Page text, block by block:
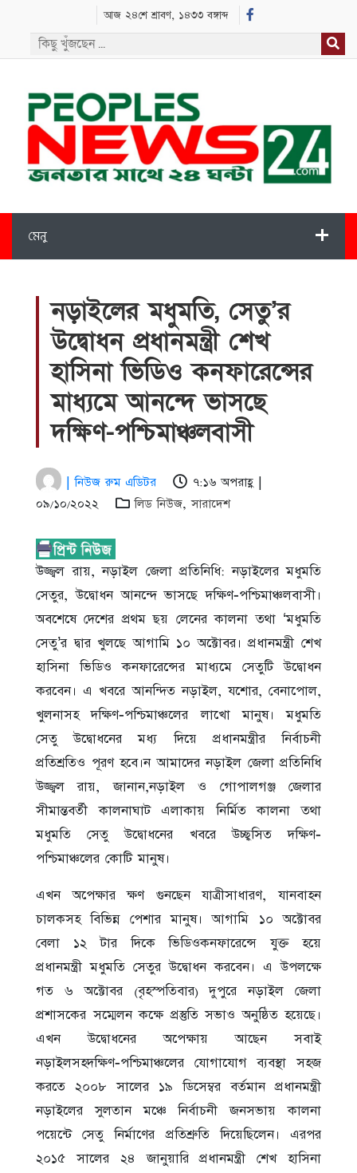
আজ ২৪শে শ্রাবণ, ১৪৩৩ বঙ্গাব্দ
মেনু
নড়াইলের মধুমতি, সেতু’র
উদ্বোধন প্রধানমন্ত্রী শেখ
হাসিনা ভিডিও কনফারেন্সের
মাধ্যমে আনন্দে ভাসছে
দক্ষিণ-পশ্চিমাঞ্চলবাসী
| নিউজ রুম এডিটর
৭:১৬ অপরাহ্ণ |
০৯/১০/২০২২
লিড নিউজ,সারাদেশ
উজ্জ্বল রায়, নড়াইল জেলা প্রতিনিধি: নড়াইলের মধুমতি
সেতুর, উদ্বোধন আনন্দে ভাসছে দক্ষিণ-পশ্চিমাঞ্চলবাসী।
অবশেষে দেশের প্রথম ছয় লেনের কালনা তথা ‘মধুমতি
সেতু’র দ্বার খুলছে আগামি ১০ অক্টোবর। প্রধানমন্ত্রী শেখ
হাসিনা ভিডিও কনফারেন্সের মাধ্যমে সেতুটি উদ্বোধন
করবেন। এ খবরে আনন্দিত নড়াইল, যশোর, বেনাপোল,
খুলনাসহ দক্ষিণ-পশ্চিমাঞ্চলের লাখো মানুষ। মধুমতি
সেতু উদ্বোধনের মধ্য দিয়ে প্রধানমন্ত্রীর নির্বাচনী
প্রতিশ্রতিও পূরণ হবে।ন আমাদের নড়াইল জেলা প্রতিনিধি
উজ্জ্বল রায়, জানান,নড়াইল ও গোপালগঞ্জ জেলার
সীমান্তবর্তী কালনাঘাট এলাকায় নির্মিত কালনা তথা
মধুমতি সেতু উদ্বোধনের খবরে উচ্ছ্বসিত দক্ষিণ-
পশ্চিমাঞ্চলের কোটি মানুষ।
এখন অপেক্ষার ক্ষণ গুনছেন যাত্রীসাধারণ, যানবাহন
চালকসহ বিভিন্ন পেশার মানুষ। আগামি ১০ অক্টোবর
বেলা ১২ টার দিকে ভিডিওকনফারেন্সে যুক্ত হয়ে
প্রধানমন্ত্রী মধুমতি সেতুর উদ্বোধন করবেন। এ উপলক্ষে
গত ৬ অক্টোবর (বৃহস্পতিবার) দুপুরে নড়াইল জেলা
প্রশাসকের সম্মেলন কক্ষে প্রস্তুতি সভাও অনুষ্ঠিত হয়েছে।
এখন উদ্বোধনের অপেক্ষায় আছেন সবাই
নড়াইলসহদক্ষিণ-পশ্চিমাঞ্চলের যোগাযোগ ব্যবস্থা সহজ
করতে ২০০৮ সালের ১৯ ডিসেম্বর বর্তমান প্রধানমন্ত্রী
নড়াইলের সুলতান মঞ্চে নির্বাচনী জনসভায় কালনা
পয়েন্টে সেতু নির্মাণের প্রতিশ্রুতি দিয়েছিলেন। এরপর
২০১৫ সালের ২৪ জানুয়ারি প্রধানমন্ত্রী শেখ হাসিনা